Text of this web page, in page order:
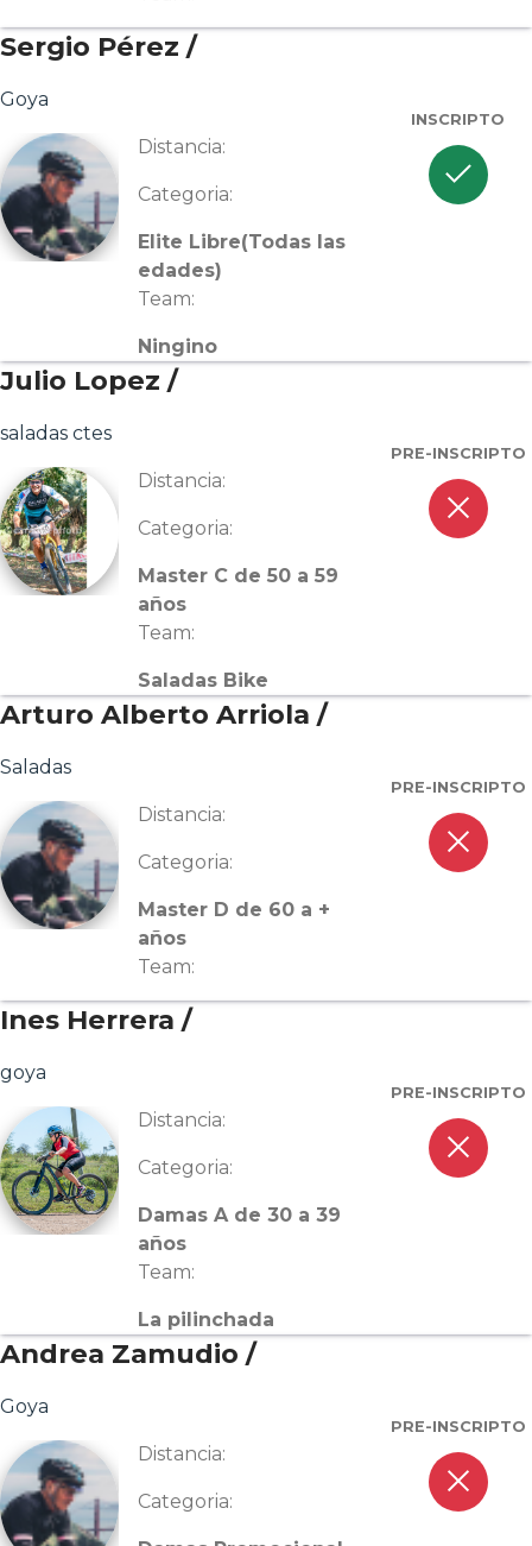
Sergio Pérez /
Goya
Distancia:
Categoria:
Elite Libre(Todas las
edades)
Team:
Ningino
INSCRIPTO
check
Julio Lopez /
saladas ctes
Distancia:
Categoria:
Master C de 50 a 59
años
Team:
Saladas Bike
PRE-INSCRIPTO
close
Arturo Alberto Arriola /
Saladas
Distancia:
Categoria:
Master D de 60 a +
años
Team:
PRE-INSCRIPTO
close
Ines Herrera /
goya
Distancia:
Categoria:
Damas A de 30 a 39
años
Team:
La pilinchada
PRE-INSCRIPTO
close
Andrea Zamudio /
Goya
Distancia:
Categoria:
PRE-INSCRIPTO
close